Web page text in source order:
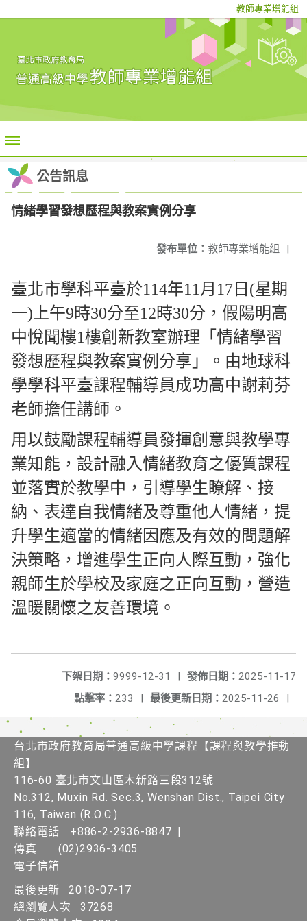
教師專業增能組
公告訊息
情緒學習發想歷程與教案實例分享
發布單位： 教師專業增能組 |
臺北市學科平臺於114年11月17日(星期
一)上午9時30分至12時30分，假陽明高
中悅聞樓1樓創新教室辦理「情緒學習
發想歷程與教案實例分享」。由地球科
學學科平臺課程輔導員成功高中謝莉芬
老師擔任講師。
用以鼓勵課程輔導員發揮創意與教學專
業知能，設計融入情緒教育之優質課程
並落實於教學中，引導學生瞭解、接
納、表達自我情緒及尊重他人情緒，提
升學生適當的情緒因應及有效的問題解
決策略，增進學生正向人際互動，強化
親師生於學校及家庭之正向互動，營造
溫暖關懷之友善環境。
發佈日期： 2025-11-17
下架日期： 9999-12-31
|
最後更新日期： 2025-11-26 |
點擊率： 233 |
台北市政府教育局普通高級中學課程​【課程與教學推動
組】
116-60 臺北市文山區木新路三段312號
No.312, Muxin Rd. Sec.3, Wenshan Dist., Taipei City
116, Taiwan (R.O.C.)
聯絡電話
+886-2-2936-8847 |
傳真
(02)2936-3405
電子信箱
最後更新
2018-07-17
總瀏覽人次
37268